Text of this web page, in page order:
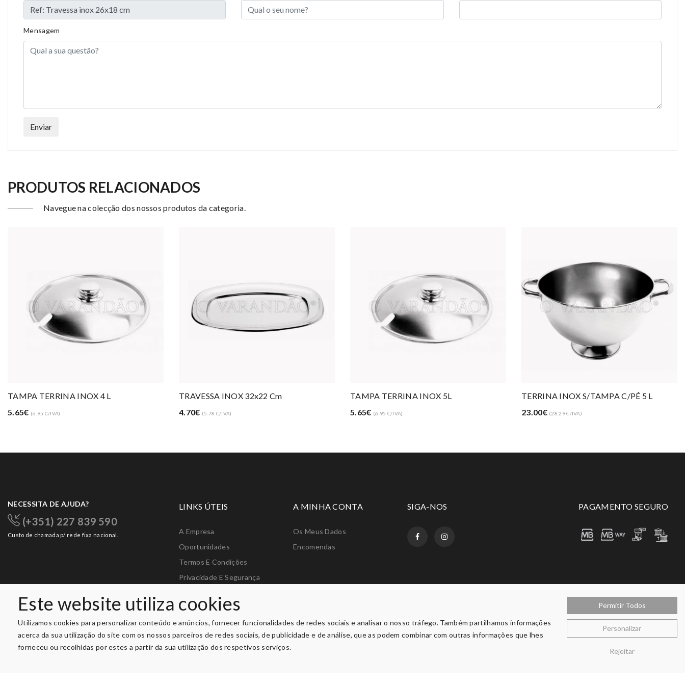
Este website utiliza cookies
Utilizamos cookies para personalizar conteúdo e anúncios, fornecer funcionalidades de redes sociais e analisar o nosso tráfego. Também partilhamos informações
acerca da sua utilização do site com os nossos parceiros de redes sociais, de publicidade e de análise, que as podem combinar com outras informações que lhes
forneceu ou recolhidas por estes a partir da sua utilização dos respetivos serviços.
Permitir Todos
Personalizar
Rejeitar
Mensagem
Enviar
PRODUTOS RELACIONADOS
Navegue na colecção dos nossos produtos da categoria.
TAMPA TERRINA INOX 4 L
5.65€ (6.95 C/IVA)
TRAVESSA INOX 32x22 Cm
4.70€ (5.78 C/IVA)
TAMPA TERRINA INOX 5L
5.65€ (6.95 C/IVA)
TERRINA INOX S/TAMPA C/PÉ 5 L
23.00€ (28.29 C/IVA)
NECESSITA DE AJUDA?
(+351) 227 839 590
Custo de chamada p/ rede fixa nacional.
LINKS ÚTEIS
A Empresa
Oportunidades
Termos E Condições
Privacidade E Segurança
Livro De Elogios
A MINHA CONTA
Os Meus Dados
Encomendas
SIGA-NOS PAGAMENTO SEGURO